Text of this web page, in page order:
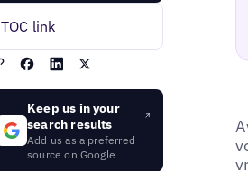
TOC link
Keep us in your
search results
Add us as a preferred
source on Google